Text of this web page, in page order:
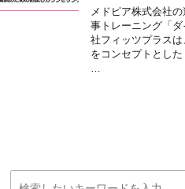
メドピア株式会社
事トレーニング「
社フィッツプラスは
をコンセプトとし